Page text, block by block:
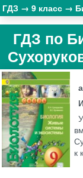
ГДЗ 9 класс
ГДЗ по
к